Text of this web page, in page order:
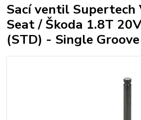
Sací ventil
Seat / Škoda 1.8T
(STD) - Single Groove